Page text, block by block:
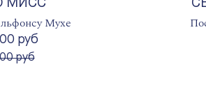
МИСС
Мухе
руб
руб